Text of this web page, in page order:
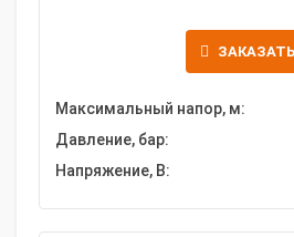
ЗАКАЗАТЬ
Максимальный напор, м:
Давление, бар:
Напряжение, В: